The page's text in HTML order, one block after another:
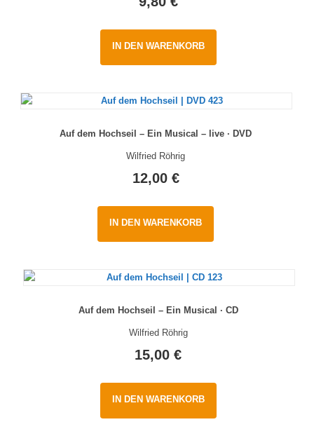
IN DEN WARENKORB
Auf dem Hochseil – Ein Musical – live · DVD
Wilfried Röhrig
12,00 €
IN DEN WARENKORB
Auf dem Hochseil – Ein Musical · CD
Wilfried Röhrig
15,00€
IN DEN WARENKORB